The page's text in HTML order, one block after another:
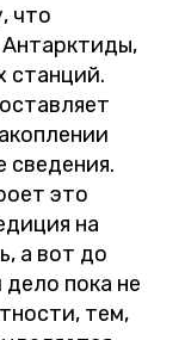
что
Антарктиды,
станций.
сведения.
это
на
а вот до
пока не
тем,